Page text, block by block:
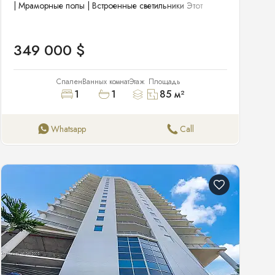
| Мраморные полы | Встроенные светильники Этот
ударопрочные окна, прекрасные виды на город и сад,
стиральная и сушильная машины в квартире, закрытая
парковка, мраморные полы, встроенные светильники и
потрясающее естественное освещение. Но что
действительно выделяет эту недвижимость, так это две
внешние зоны: балкон, соединенный с гостиной и
около 300 кв. футов (см. последние фото для плана
SIRS завершен, полные резервы. Этот современный и
стильный бутик-дом с всего 8 квартирами был построен
в 2007 году и расположен на зеленой Мичиган-авеню в
нескольких кварталах от парка Фламинго, Whole Foods,
Линкольн-роуд и океана. Факты и особенности:
Спальни: 1 Ванные комнаты: 1 Полные ванные комнаты:
1 Отопление: Центральное Охлаждение: Центральное
кондиционирование Бытовая техника: Посудомоечная
машина, сушилка, льдогенератор, микроволновая печь,
349 000 $
Спален
1
Ванных комнат
1
Этаж Площадь
85 м²
Whatsapp Call